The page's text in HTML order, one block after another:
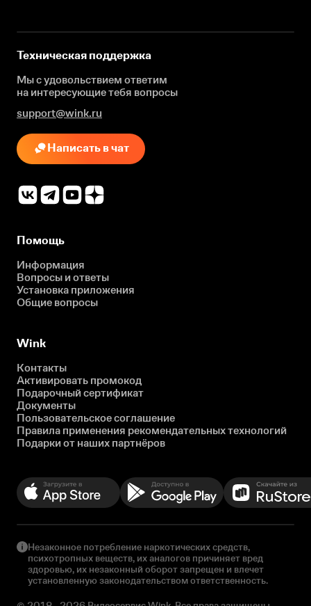
Техническая поддержка
Мы с удовольствием ответим
на интересующиетебя вопросы
support@wink.ru
Написать в чат
Помощь
Информация
Вопросы и ответы
Установка приложения
Общие вопросы
Wink
Контакты
Активировать промокод
Подарочный сертификат
Документы
Пользовательское соглашение
Правила применения рекомендательных технологий
Подарки от наших партнёров
Незаконное потребление наркотических средств,
психотропных веществ, их аналогов причиняет вред
здоровью, их незаконный оборот запрещен и влечет
установленную законодательством ответственность.